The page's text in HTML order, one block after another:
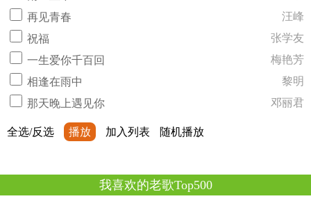
再见青春
汪峰
祝福
张学友
一生爱你千百回
梅艳芳
相逢在雨中
黎明
那天晚上遇见你
邓丽君
全选/反选 播放 加入列表 随机播放
我喜欢的老歌Top500